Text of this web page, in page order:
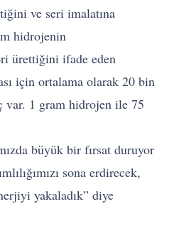
ve seri imalatına
hidrojenin
ürettiğini ifade eden
için ortalama olarak 20 bin
1 gram hidrojen ile 75
büyük bir fırsat duruyor
sona erdirecek,
yakaladık” diye